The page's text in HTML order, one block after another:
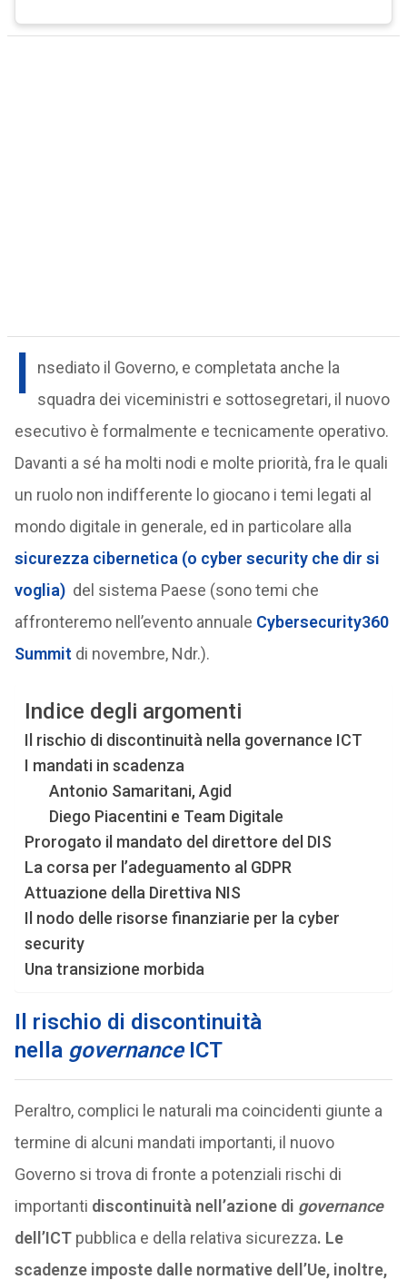
I
nsediato il Governo, e completata anche la
squadra dei viceministri e sottosegretari, il nuovo
esecutivo è formalmente e tecnicamente operativo.
Davanti a sé ha molti nodi e molte priorità, fra le quali
un ruolo non indifferente lo giocano i temi legati al
mondo digitale in generale, ed in particolare alla
sicurezza cibernetica (o cyber security che dir si
voglia)del sistema Paese (sono temi che
affronteremo nell’evento annuale Cybersecurity360
Summit di novembre, Ndr.).
Indice degli argomenti
Il rischio di discontinuità nella governance ICT
I mandati in scadenza
Antonio Samaritani, Agid
Diego Piacentini e Team Digitale
Prorogato il mandato del direttore del DIS
La corsa per l’adeguamento al GDPR
Attuazione della Direttiva NIS
Il nodo delle risorse finanziarie per la cyber
security
Una transizione morbida
Il rischio di discontinuità
nella governanceICT
Peraltro, complici le naturali ma coincidenti giunte a
termine di alcuni mandati importanti, il nuovo
Governo si trova di fronte a potenziali rischi di
importanti discontinuità nell’azione di governance
dell’ICTpubblica e della relativa sicurezza. Le
scadenze imposte dalle normative dell’Ue, inoltre,